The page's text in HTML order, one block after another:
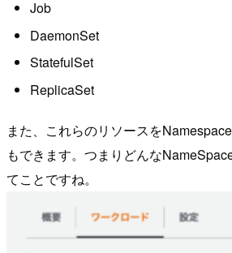
Job
DaemonSet
StatefulSet
ReplicaSet
また、これらのリソースを
もできます。つまりどんな
てことですね。